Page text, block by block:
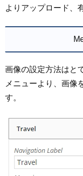
よりアップロード、
画像の設定方法はと
メニューより、画像
す。